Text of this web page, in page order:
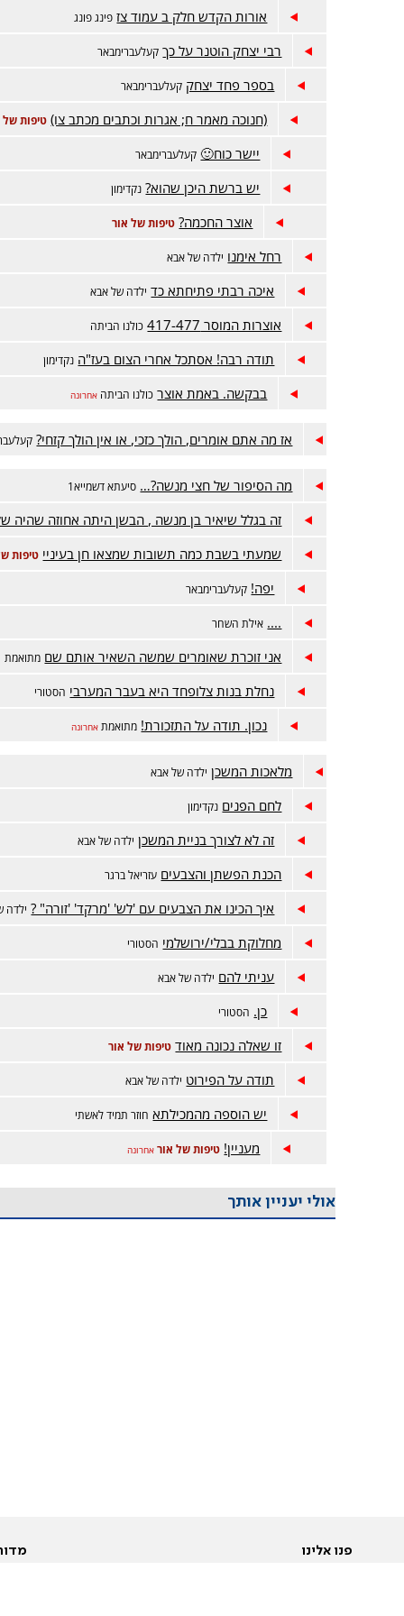
אורות הקדש חלק ב עמוד צז פינג פונג
רבי יצחק הוטנר על כך קעלעברימבאר
בספר פחד יצחק קעלעברימבאר
(חנוכה מאמר ח; אגרות וכתבים מכתב צו) טיפות של
יישר כוח🙂 קעלעברימבאר
יש ברשת היכן שהוא? נקדימון
אוצר החכמה? טיפות של אור
רחל אימנו ילדה של אבא
איכה רבתי פתיחתא כד ילדה של אבא
אוצרות המוסר 417-477 כולנו הביתה
תודה רבה! אסתכל אחרי הצום בעז"ה נקדימון
בבקשה. באמת אוצר כולנו הביתה אחרונה
אז מה אתם אומרים, הולך כזכי, או אין הולך קזחי?
מה הסיפור של חצי מנשה?… סיעתא דשמייא1
זה בגלל שיאיר בן מנשה , הבשן היתה אחוזה שהיה
שמעתי בשבת כמה תשובות שמצאו חן בעיניי טיפות
יפה! קעלעברימבאר
.... אילת השחר
אני זוכרת שאומרים שמשה השאיר אותם שם מתואמת
נחלת בנות צלופחד היא בעבר המערבי הסטורי
נכון. תודה על התזכורת! מתואמת אחרונה
מלאכות המשכן ילדה של אבא
לחם הפנים נקדימון
זה לא לצורך בניית המשכן ילדה של אבא
הכנת הפשתן והצבעים עזריאל ברגר
איך הכינו את הצבעים עם 'לש' 'מרקד' 'זורה" ? ילדה
מחלוקת בבלי/ירושלמי הסטורי
עניתי להם ילדה של אבא
כן. הסטורי
זו שאלה נכונה מאוד טיפות של אור
תודה על הפירוט ילדה של אבא
יש הוספה מהמכילתא חוזר תמיד לאשתי
מעניין! טיפות של אור אחרונה
אולי יעניין אותך
פנו אלינו